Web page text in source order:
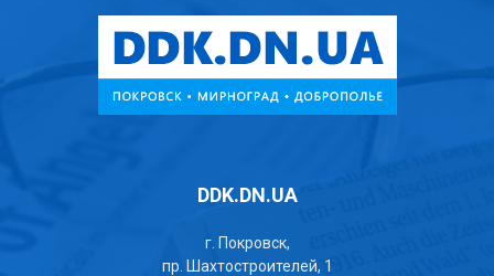
DDK.DN.UA
г. Покровск,
пр. Шахтостроителей, 1